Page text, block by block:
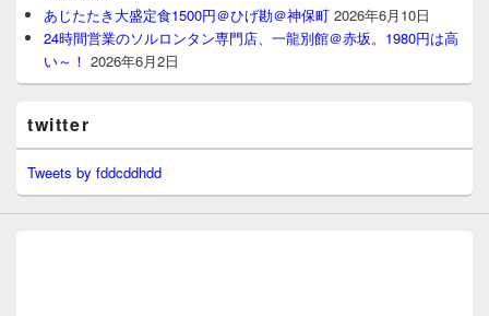
あじたたき大盛定食1500円＠ひげ勘＠神保町 2026年6月10日
24時間営業のソルロンタン専門店、一龍別館＠赤坂。1980円は高
い～！ 2026年6月2日
twitter
Tweets by fddcddhdd